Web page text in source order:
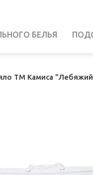
БЕЛЬЯ
ТМ Камиса "Лебяжий